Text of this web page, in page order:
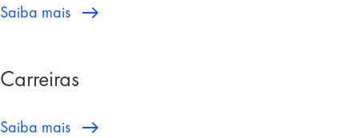
Saiba mais
Carreiras
Saiba mais